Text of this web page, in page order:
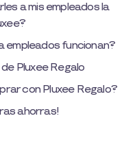
a mis empleados la
empleados funcionan?
Pluxee Regalo
con Pluxee Regalo?
ahorras!